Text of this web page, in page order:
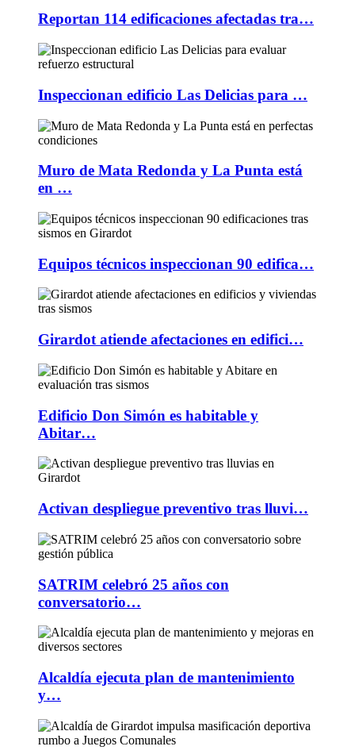
Reportan 114 edificaciones afectadas tra…
Inspeccionan edificio Las Delicias para …
Muro de Mata Redonda y La Punta está
en …
Equipos técnicos inspeccionan 90 edifica…
Girardot atiende afectaciones en edifici…
Edificio Don Simón es habitable y
Abitar…
Activan despliegue preventivo tras lluvi…
SATRIM celebró 25 años con
conversatorio…
Alcaldía ejecuta plan de mantenimiento
y…